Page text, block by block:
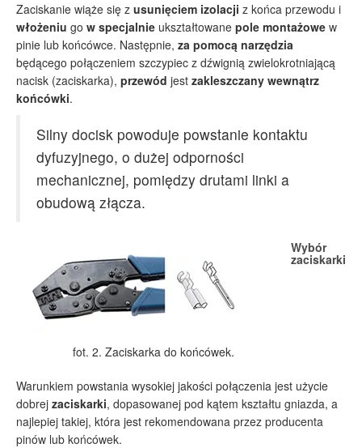
Zaciskanie wiąże się z usunięciem izolacji z końca przewodu i
włożeniu go w specjalnie ukształtowane pole montażowe w
pinie lub końcówce. Następnie, za pomocą narzędzia
będącego połączeniem szczypiec z dźwignią zwielokrotniającą
nacisk (zaciskarka), przewód jest zakleszczany wewnątrz
końcówki.
Silny docisk powoduje powstanie kontaktu
dyfuzyjnego, o dużej odporności
mechanicznej, pomiędzy drutami linki a
obudową złącza.
fot. 2. Zaciskarka do końcówek.
Wybór
zaciskarki
Warunkiem powstania wysokiej jakości połączenia jest użycie
dobrej zaciskarki, dopasowanej pod kątem kształtu gniazda, a
najlepiej takiej, która jest rekomendowana przez producenta
pinów lub końcówek.